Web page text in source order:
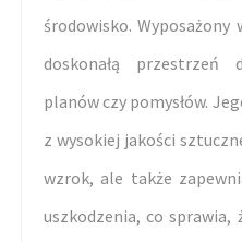
środowisko.
doskonałą przestrzeń
planów czy pomysłów.
z wysokiej jakości
wzrok, ale także
uszkodzenia, co